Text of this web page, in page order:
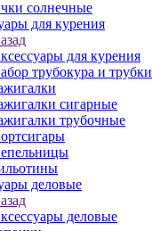
солнечные
для курения
для курения
трубокура и трубки
сигарные
трубочные
деловые
деловые